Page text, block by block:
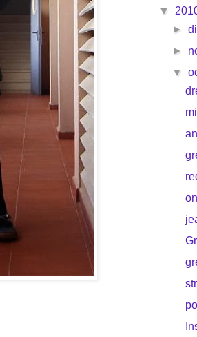
▼
►
►
▼